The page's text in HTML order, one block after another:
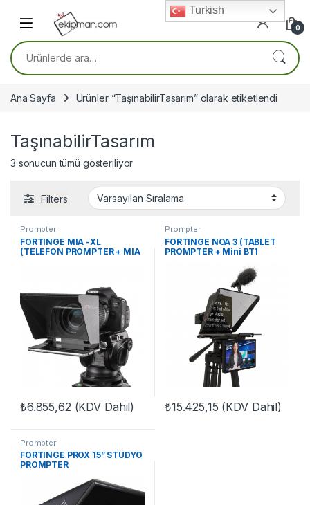
0
Ara:
Ana Sayfa Ürünler “TaşınabilirTasarım” olarak etiketlendi
TaşınabilirTasarım
3 sonucun tümü gösteriliyor
Filters
Prompter
FORTINGE MIA -XL
(TELEFON PROMPTER + MIA
₺6.855,62 (KDV Dahil)
Prompter
FORTINGE NOA 3 (TABLET
PROMPTER + Mini BT1
₺15.425,15 (KDV Dahil)
Prompter
FORTINGE PROX 15” STÜDYO
PROMPTER
Turkish